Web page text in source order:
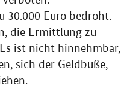
30.000 Euro bedroht.
die Ermittlung zu
ist nicht hinnehmbar,
sich der Geldbuße,